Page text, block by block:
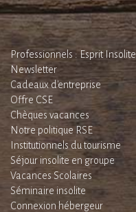
Professionnels : Esprit Insolite
Newsletter
Cadeaux d'entreprise
Offre CSE
Chèques vacances
Notre politique RSE
Institutionnels du tourisme
Séjour insolite en groupe
Vacances Scolaires
Séminaire insolite
Connexion hébergeur